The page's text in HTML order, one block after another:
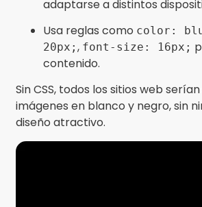
adaptarse a distintos
Usa reglas como color:
20px;, font-size: 16px;
contenido.
Sin CSS, todos los sitios web
imágenes en blanco y negro, sin
diseño atractivo.